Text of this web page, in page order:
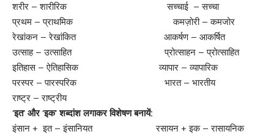
शरीर – शारीरिक सच्चाई – सच्चा
प्रथम – प्राथमिक कमज़ोरी – कमजोर
रेखांकन – रेखांकित आकर्षण – आकर्षित
उत्साह – उत्साहित प्रोत्साहन – प्रोत्साहित
इतिहास – ऐतिहासिक व्यापार – व्यापारिक
परस्पर – पारस्परिक भारत – भारतीय
राष्ट्र – राष्ट्रीय
‘इत’ और ‘इक’शब्दांश लगाकर विशेषण बनायें:
इंसान + इत – इंसानियत रसायन + इक – रासायनिक